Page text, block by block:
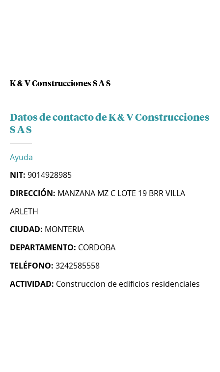
K & V Construcciones S A S
Datos de contacto de K & V Construcciones
S A S
Ayuda
NIT: 9014928985
DIRECCIÓN: MANZANA MZ C LOTE 19 BRR VILLA
ARLETH
CIUDAD: MONTERIA
DEPARTAMENTO: CORDOBA
TELÉFONO: 3242585558
ACTIVIDAD: Construccion de edificios residenciales